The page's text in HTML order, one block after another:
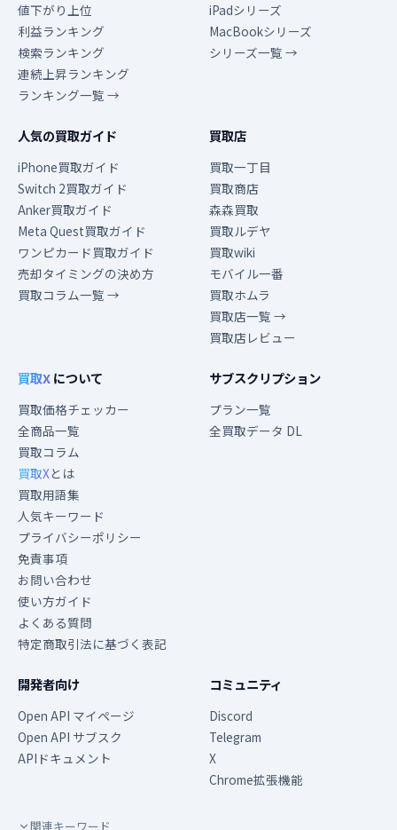
値下がり上位
利益ランキング
検索ランキング
連続上昇ランキング
ランキング一覧 →
iPadシリーズ
MacBookシリーズ
シリーズ一覧 →
人気の買取ガイド
iPhone買取ガイド
Switch 2買取ガイド
Anker買取ガイド
Meta Quest買取ガイド
ワンピカード買取ガイド
売却タイミングの決め方
買取コラム一覧 →
買取店
買取一丁目
買取商店
森森買取
買取ルデヤ
買取wiki
モバイル一番
買取ホムラ
買取店一覧 →
買取店レビュー
買取Xについて
買取価格チェッカー
全商品一覧
買取コラム
買取Xとは
買取用語集
人気キーワード
プライバシーポリシー
免責事項
お問い合わせ
使い方ガイド
よくある質問
特定商取引法に基づく表記
サブスクリプション
プラン一覧
全買取データ DL
開発者向け
Open API マイページ
Open API サブスク
APIドキュメント
コミュニティ
Discord
Telegram
X
Chrome拡張機能
関連キーワード